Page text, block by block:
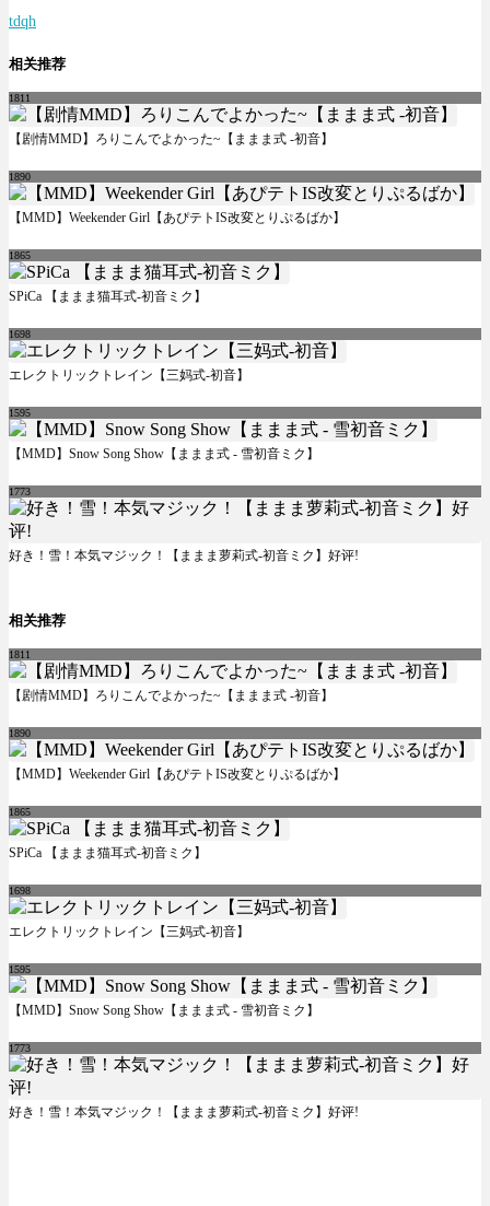
tdqh
相关推荐
1811
【剧情MMD】ろりこんでよかった~【ままま式 -初音】
1890
【MMD】Weekender Girl【あぴテトIS改変とりぷるばか】
1865
SPiCa 【ままま猫耳式-初音ミク】
1698
エレクトリックトレイン【三妈式-初音】
1595
【MMD】Snow Song Show【ままま式 - 雪初音ミク】
1773
好き！雪！本気マジック！【ままま萝莉式-初音ミク】好评!
相关推荐
1811
【剧情MMD】ろりこんでよかった~【ままま式 -初音】
1890
【MMD】Weekender Girl【あぴテトIS改変とりぷるばか】
1865
SPiCa 【ままま猫耳式-初音ミク】
1698
エレクトリックトレイン【三妈式-初音】
1595
【MMD】Snow Song Show【ままま式 - 雪初音ミク】
1773
好き！雪！本気マジック！【ままま萝莉式-初音ミク】好评!